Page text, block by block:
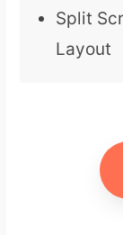
Split
Layout